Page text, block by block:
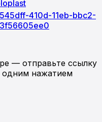
410d-11eb-bbc2-
— отправьте ссылку
одним нажатием